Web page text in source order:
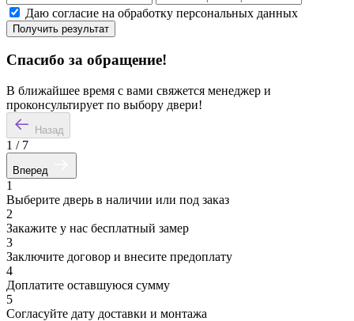
Даю согласие на обработку персональных данных
Получить результат
Спасибо за обращение!
В ближайшее время с вами свяжется менеджер и
проконсультирует по выбору двери!
Назад
1 / 7
Вперед
1
Выберите дверь в наличии или под заказ
2
Закажите у нас бесплатный замер
3
Заключите договор и внесите предоплату
4
Доплатите оставшуюся сумму
5
Согласуйте дату доставки и монтажа